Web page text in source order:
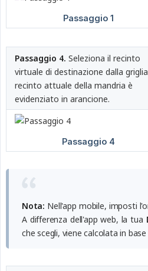
Passaggio 4. Seleziona il recinto
virtuale di destinazione dalla
recinto attuale della mandria è
evidenziato in arancione.
Nota: Nell'app mobile, imposti
A differenza dell'app web, la tua
che scegli, viene calcolata in